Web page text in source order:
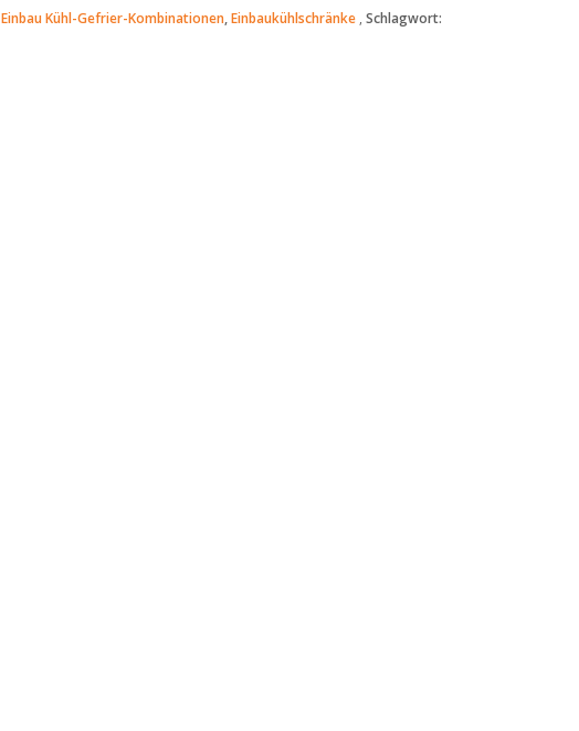
Einbau Kühl-Gefrier-Kombinationen,Einbaukühlschränke Schlagwort: